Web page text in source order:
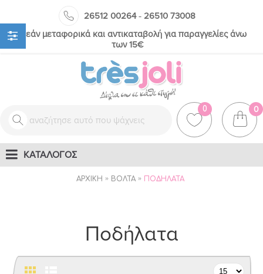
26512 00264- 26510 73008
Δωρεάν μεταφορικά και αντικαταβολή για παραγγελίες άνω
των 15€
0 0
ΚΑΤΑΛΟΓΟΣ
ΑΡΧΙΚΉ ΒΌΛΤΑ ΠΟΔΉΛΑΤΑ
Ποδήλατα